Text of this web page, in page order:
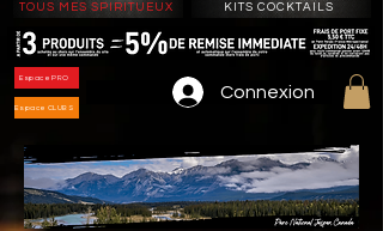
TOUS MES SPIRITUEUX KITS COCKTAILS
Espace PRO
Espace CLUBS
Connexion